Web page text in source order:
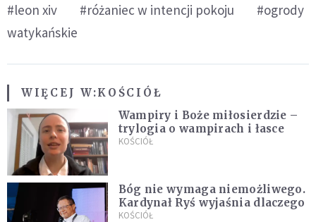
#leon xiv #różaniec w intencji pokoju
#ogrody
watykańskie
WIĘCEJ W:KOŚCIÓŁ
Wampiry i Boże miłosierdzie –
trylogia o wampirach i łasce
KOŚCIÓŁ
Bóg nie wymaga niemożliwego.
Kardynał Ryś wyjaśnia dlaczego
KOŚCIÓŁ